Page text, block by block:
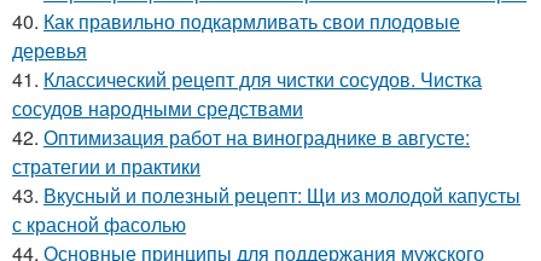
40. Как правильно подкармливать свои плодовые
деревья
41. Классический рецепт для чистки сосудов. Чистка
сосудов народными средствами
42. Оптимизация работ на винограднике в августе:
стратегии и практики
43. Вкусный и полезный рецепт: Щи из молодой капусты
с красной фасолью
44. Основные принципы для поддержания мужского